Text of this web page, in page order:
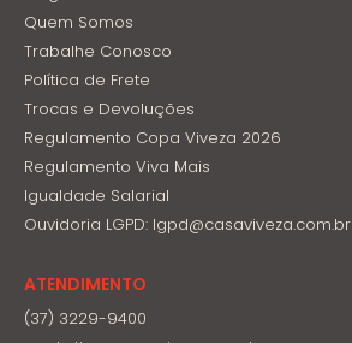
Quem Somos
Trabalhe Conosco
Política de Frete
Trocas e Devoluções
Regulamento Copa Viveza 2026
Regulamento Viva Mais
Igualdade Salarial
Ouvidoria LGPD: lgpd@casaviveza.com.br
ATENDIMENTO
(37) 3229-9400